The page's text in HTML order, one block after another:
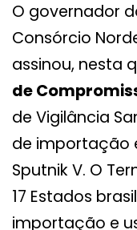
O governador
Consórcio
assinou, nesta
de
de Vigilância
de importação
Sputnik V. O
17 Estados
importação e